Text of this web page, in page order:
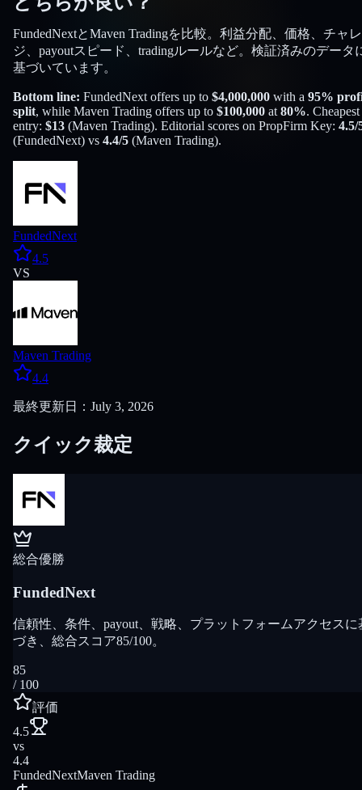
FundedNextとMaven Tradingを比較。利益分配、価格、チャ
ジ、payoutスピード、tradingルールなど。検証済みのデータ
基づいています。
Bottom line: FundedNext offers up to $4,000,000 with a 95%
split, while Maven Trading offers up to $100,000 at 80%. Cheapest
entry: $13 (Maven Trading). Editorial scores on PropFirm Key: 4.5/
(FundedNext) vs 4.4/5 (Maven Trading).
FundedNext
4.5
VS
Maven Trading
4.4
最終更新日：July 3, 2026
クイック裁定
総合優勝
FundedNext
信頼性、条件、payout、戦略、プラットフォームアクセスに
づき、総合スコア85/100。
85
/ 100
評価
4.5
vs
4.4
FundedNextMaven Trading